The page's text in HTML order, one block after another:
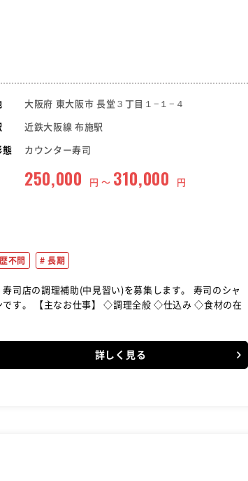
大阪府 東大阪市 長堂３丁目１−１−４
近鉄大阪線 布施駅
態 カウンター寿司
250,000 円 〜 310,000 円
不問 長期
◇食材の在
詳しく見る